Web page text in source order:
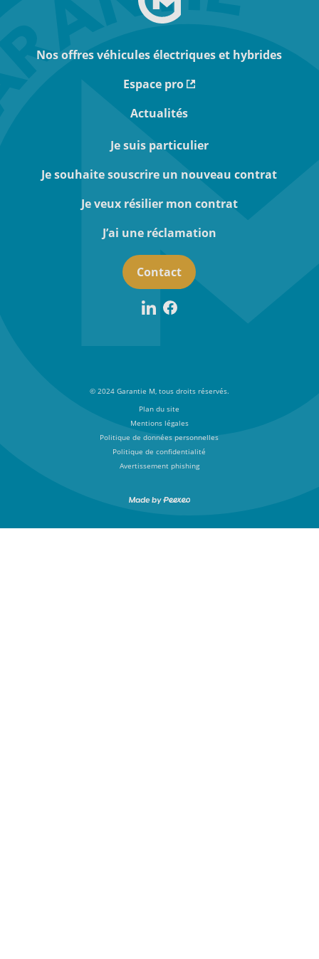
Nos offres véhicules électriques et hybrides
Espace pro
Actualités
Je suis particulier
Je souhaite souscrire un nouveau contrat
Je veux résilier mon contrat
J’ai une réclamation
Contact
© 2024 Garantie M, tous droits réservés.
Plan du site
Mentions légales
Politique de données personnelles
Politique de confidentialité
Avertissement phishing